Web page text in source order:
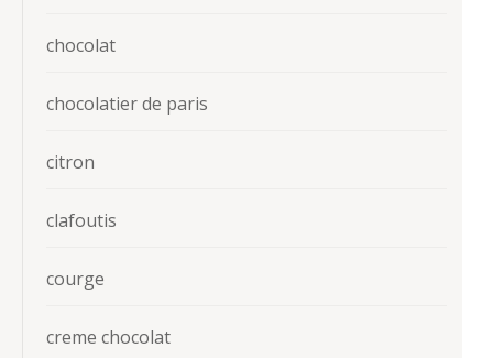
chocolat
chocolatier de paris
citron
clafoutis
courge
creme chocolat